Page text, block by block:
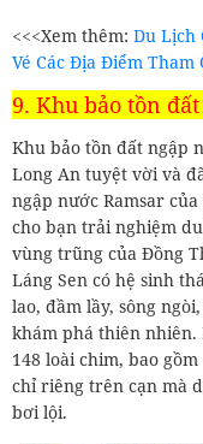
<<<Xem thêm: Du Lịch
Vé Các Địa Điểm Tham
9. Khu bảo tồn
Khu bảo tồn đất ngập
Long An tuyệt vời và
ngập nước Ramsar
cho bạn trải nghiệm
vùng trũng của Đồng
Láng Sen có hệ sinh
lao, đầm lầy, sông
khám phá thiên
148 loài chim, bao
chỉ riêng trên cạn mà
bơi lội.